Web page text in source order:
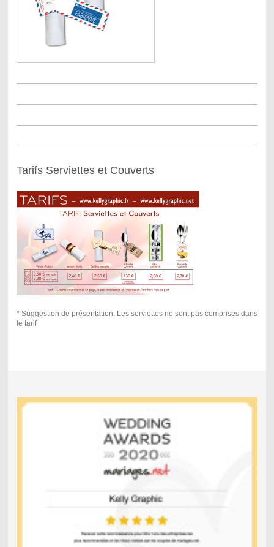
Tarifs Serviettes et Couverts
* Suggestion de présentation. Les serviettes ne sont pas comprises dans
le tarif